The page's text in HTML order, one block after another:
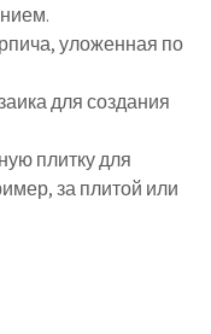
уложенная по
для создания
плитку для
за плитой или